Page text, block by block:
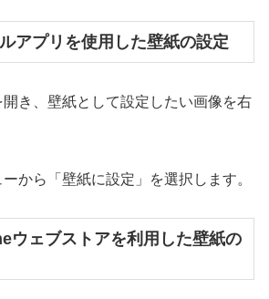
アプリを使用した壁紙の設定
き、壁紙として設定したい画像を右
から「壁紙に設定」を選択します。
ウェブストアを利用した壁紙の